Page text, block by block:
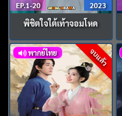
EP.1-20 2023
พิชิตใจใต้เท้าจอมโหด
จบแล้ว
พากย์ไทย